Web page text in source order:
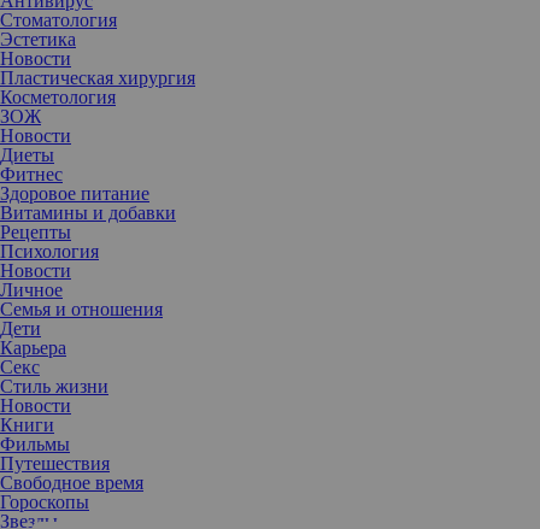
Стоматология
Эстетика
Новости
Пластическая хирургия
Косметология
ЗОЖ
Новости
Диеты
Фитнес
Здоровое питание
Витамины и добавки
Рецепты
Психология
Новости
Личное
Семья и отношения
Дети
Карьера
Секс
Стиль жизни
Новости
Книги
Фильмы
Путешествия
Свободное время
Гороскопы
Звезды
Если глаза – это зеркало души, то брови – рама, причем не
только для глаз, но и для лица в целом. Именно поэтому их виду
всегда уделяется немало внимания.
Меняя форму и цвет бровей, можно не только задать настроение
всему образу, но и выгодно сместить фокус внимания с
недостатков на достоинства. Если вы открыты к экспериментам,
предлагаем обратить внимание на эти актуальные тренды 2024
года.